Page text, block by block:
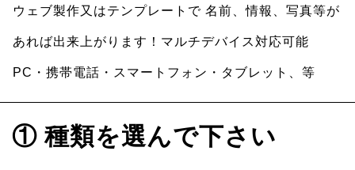
ウェブ製作又はテンプレートで 名前、情報、写真等が
あれば出来上がります！マルチデバイス対応可能
PC・携帯電話・スマートフォン・タブレット、等
① 種類を選んで下さい